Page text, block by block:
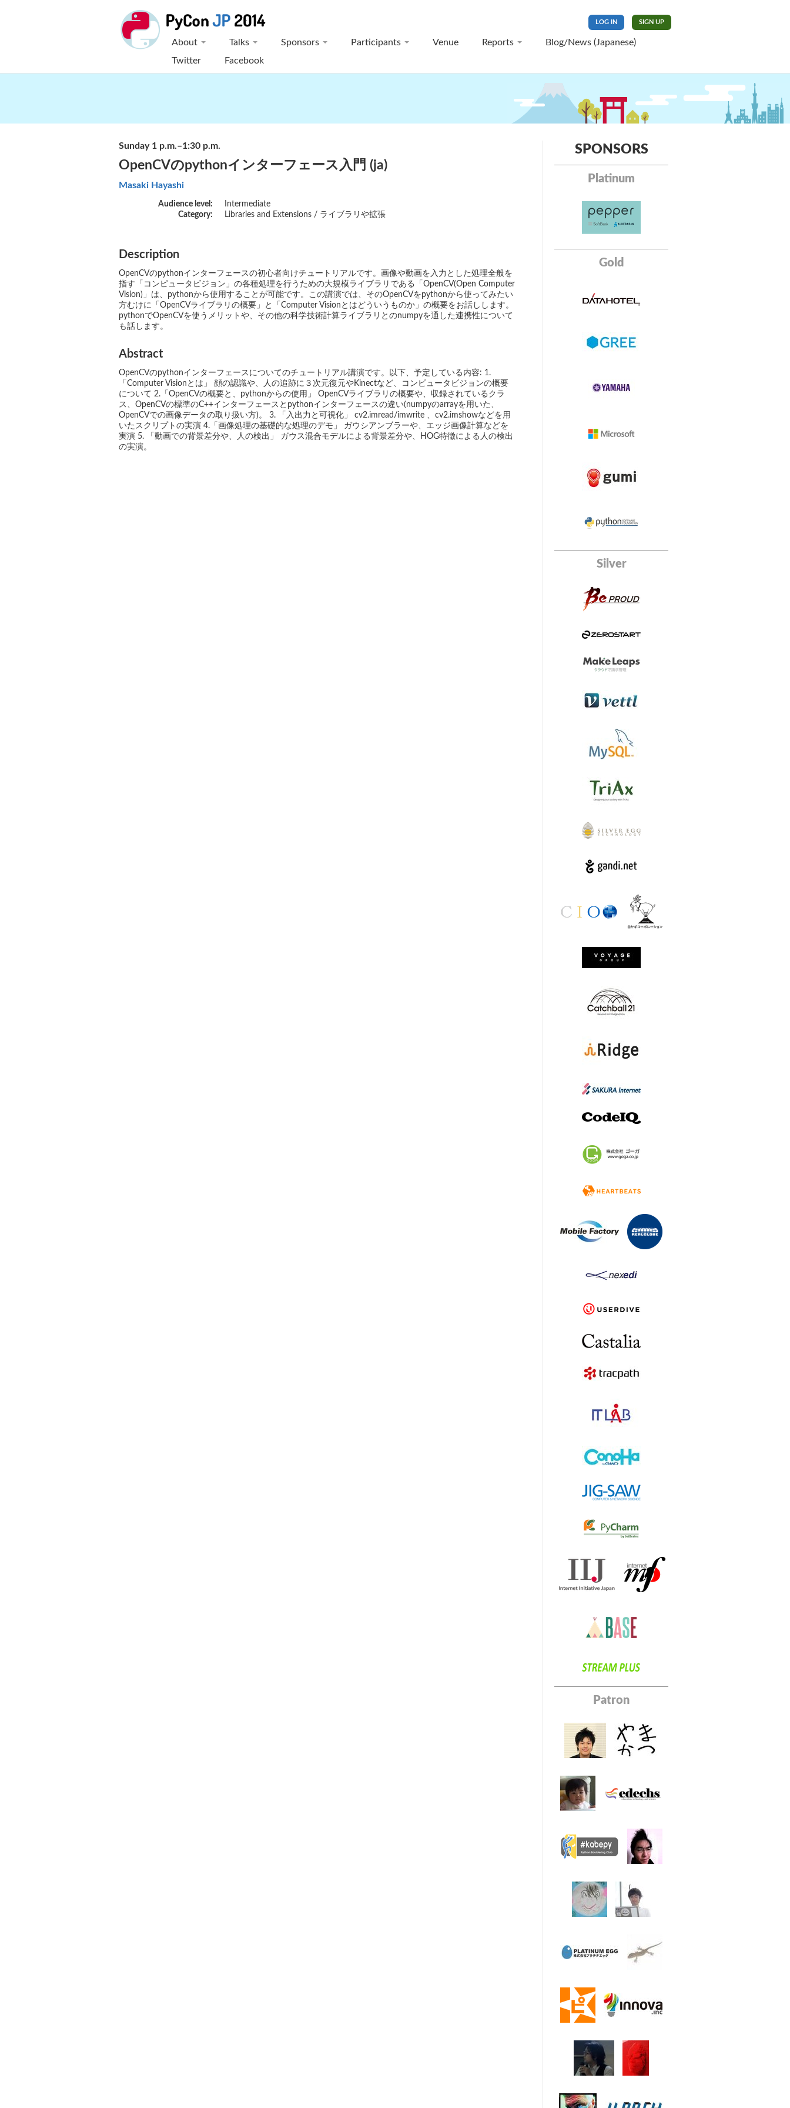
LOG IN SIGN UP
About Talks Sponsors Participants Venue Reports
Blog/News (Japanese)
Twitter
Facebook
Sunday 1 p.m.–1:30 p.m.
OpenCVのpythonインターフェース入門 (ja)
Masaki Hayashi
Audience level:
Intermediate
Category:
Libraries and Extensions / ライブラリや拡張
Description
OpenCVのpythonインターフェースの初心者向けチュートリアルです。画像や動画を入力とした処理全般を
指す「コンピュータビジョン」の各種処理を行うための大規模ライブラリである「OpenCV(Open Computer
Vision)」は、pythonから使用することが可能です。この講演では、そのOpenCVをpythonから使ってみたい
方むけに「OpenCVライブラリの概要」と「Computer Visionとはどういうものか」の概要をお話しします。
pythonでOpenCVを使うメリットや、その他の科学技術計算ライブラリとのnumpyを通した連携性について
も話します。
Abstract
OpenCVのpythonインターフェースについてのチュートリアル講演です。以下、予定している内容: 1.
「Computer Visionとは」 顔の認識や、人の追跡に３次元復元やKinectなど、コンピュータビジョンの概要
について 2.「OpenCVの概要と、pythonからの使用」 OpenCVライブラリの概要や、収録されているクラ
ス、OpenCVの標準のC++インターフェースとpythonインターフェースの違い(numpyのarrayを用いた、
OpenCVでの画像データの取り扱い方)。 3. 「入出力と可視化」 cv2.imread/imwrite 、cv2.imshowなどを用
いたスクリプトの実演 4.「画像処理の基礎的な処理のデモ」 ガウシアンブラーや、エッジ画像計算などを
実演 5. 「動画での背景差分や、人の検出」 ガウス混合モデルによる背景差分や、HOG特徴による人の検出
の実演。
SPONSORS
Platinum
Gold
Silver
Patron